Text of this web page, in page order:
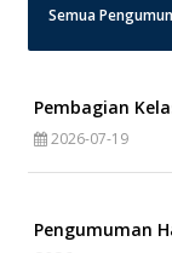
Semua
Pembagian
2026-07-19
Pengumuman